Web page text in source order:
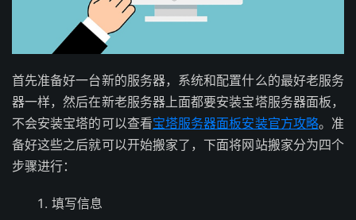
首先准备好一台新的服务器，系统和配置什么的最好老服务
器一样，然后在新老服务器上面都要安装宝塔服务器面板，
不会安装宝塔的可以查看宝塔服务器面板安装官方攻略。准
备好这些之后就可以开始搬家了，下面将网站搬家分为四个
步骤进行：
填写信息